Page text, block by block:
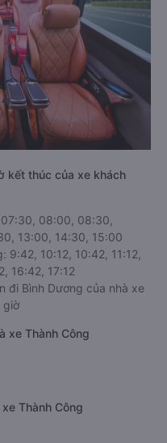
kết thúc của xe khách
08:00, 08:30,
13:00, 14:30, 15:00
9:42, 10:12, 10:42, 11:12,
16:42, 17:12
đi Bình Dương của nhà xe
giờ
xe Thành Công
Thành Công